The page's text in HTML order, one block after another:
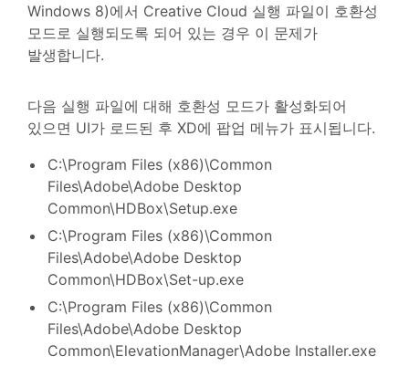
Windows 8)에서 Creative Cloud 실행 파일이 호환성
모드로 실행되도록 되어 있는 경우 이 문제가
발생합니다.
다음 실행 파일에 대해 호환성 모드가 활성화되어
있으면 UI가 로드된 후 XD에 팝업 메뉴가 표시됩니다.
C:\Program Files (x86)\Common
Files\Adobe\Adobe Desktop
Common\HDBox\Setup.exe
C:\Program Files (x86)\Common
Files\Adobe\Adobe Desktop
Common\HDBox\Set-up.exe
C:\Program Files (x86)\Common
Files\Adobe\Adobe Desktop
Common\ElevationManager\Adobe Installer.exe